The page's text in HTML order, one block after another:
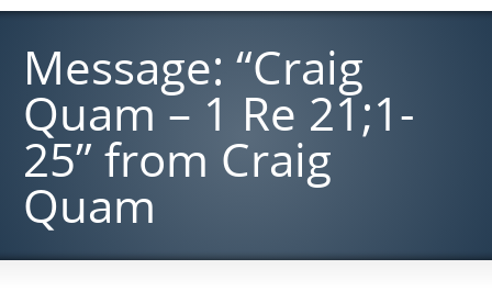
Message: “Craig
Quam – 1 Re 21;1-
25” from Craig
Quam